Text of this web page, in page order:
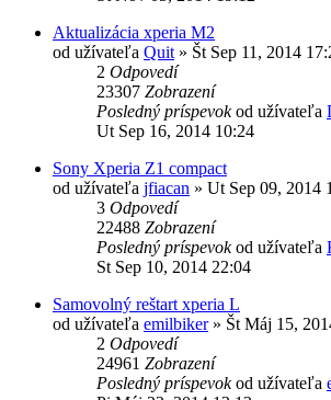
Aktualizácia xperia M2
od užívateľa Quit » Št Sep 11, 2014
2 Odpovedí
23307 Zobrazení
Posledný príspevokod užívateľa
Ut Sep 16, 2014 10:24
Sony Xperia Z1 compact
od užívateľa jfiacan » Ut Sep 09, 2014
3 Odpovedí
22488 Zobrazení
Posledný príspevokod užívateľa
St Sep 10, 2014 22:04
Samovolný reštart xperia L
od užívateľa emilbiker» Št Máj 15,
2 Odpovedí
24961 Zobrazení
Posledný príspevokod užívateľa